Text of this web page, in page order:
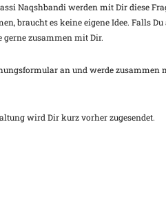
Naqshbandi werden mit Dir diese
braucht es keine eigene Idee. Falls
zusammen mit Dir.
an und werde zusammen
wird Dir kurz vorher zugesendet.